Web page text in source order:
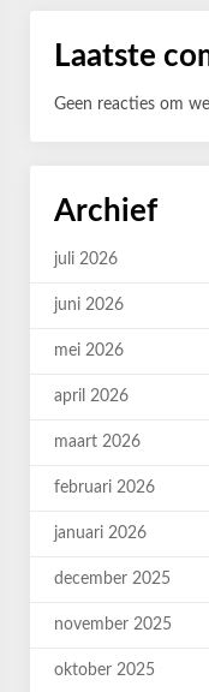
Laatste
Geen reacties om
Archief
juli 2026
juni 2026
mei 2026
april 2026
maart 2026
februari 2026
januari 2026
december 2025
november 2025
oktober 2025